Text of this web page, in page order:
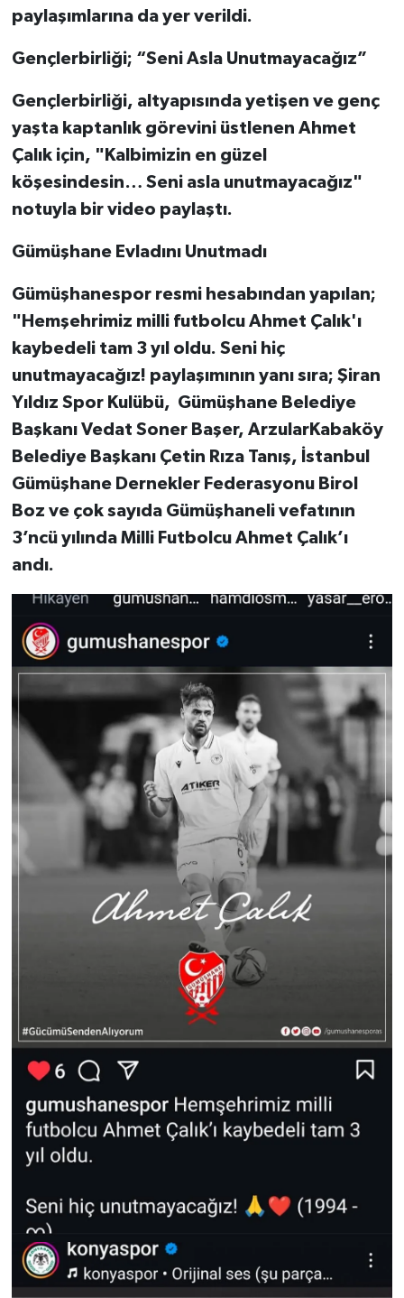
paylaşımlarına da yer verildi.
Gençlerbirliği; “Seni Asla Unutmayacağız”
Gençlerbirliği, altyapısında yetişen ve genç
yaşta kaptanlık görevini üstlenen Ahmet
Çalık için, "Kalbimizin en güzel
köşesindesin… Seni asla unutmayacağız"
notuyla bir video paylaştı.
Gümüşhane Evladını Unutmadı
Gümüşhanespor resmi hesabından yapılan;
"Hemşehrimiz milli futbolcu Ahmet Çalık'ı
kaybedeli tam 3 yıl oldu. Seni hiç
unutmayacağız! paylaşımının yanı sıra; Şiran
Yıldız Spor Kulübü, Gümüşhane Belediye
Başkanı Vedat Soner Başer, ArzularKabaköy
Belediye Başkanı Çetin Rıza Tanış, İstanbul
Gümüşhane Dernekler Federasyonu Birol
Boz ve çok sayıda Gümüşhaneli vefatının
3’ncü yılında Milli Futbolcu Ahmet Çalık’ı
andı.